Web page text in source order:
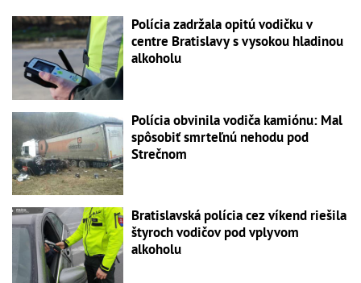
Polícia zadržala opitú vodičku v
centre Bratislavy s vysokou hladinou
alkoholu
Polícia obvinila vodiča kamiónu: Mal
spôsobiť smrteľnú nehodu pod
Strečnom
Bratislavská polícia cez víkend riešila
štyroch vodičov pod vplyvom
alkoholu